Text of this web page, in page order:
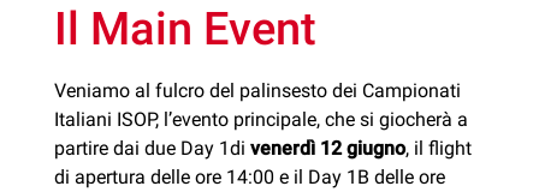
Il Main Event
Veniamo al fulcro del palinsesto dei Campionati
Italiani ISOP, l’evento principale, che si giocherà a
partire dai due Day 1di venerdì 12 giugno, il flight
di apertura delle ore 14:00 e il Day 1B delle ore